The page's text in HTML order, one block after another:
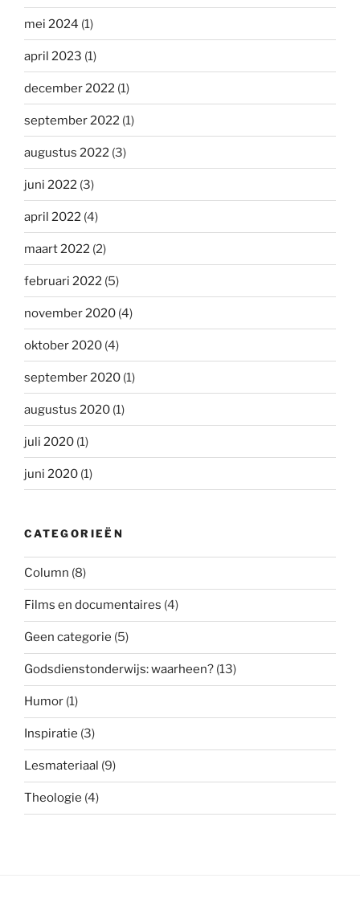
mei 2024 (1)
april 2023 (1)
december 2022 (1)
september 2022 (1)
augustus 2022 (3)
juni 2022 (3)
april 2022 (4)
maart 2022 (2)
februari 2022 (5)
november 2020 (4)
oktober 2020 (4)
september 2020 (1)
augustus 2020 (1)
juli 2020 (1)
juni 2020 (1)
CATEGORIEËN
Column (8)
Films en documentaires (4)
Geen categorie (5)
Godsdienstonderwijs: waarheen? (13)
Humor (1)
Inspiratie (3)
Lesmateriaal (9)
Theologie (4)